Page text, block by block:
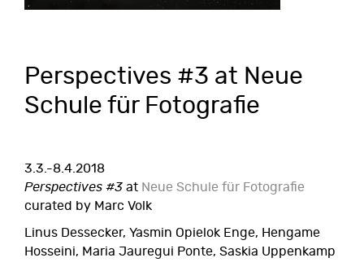
Perspectives #3 at Neue
Schule für Fotografie
3.3.-8.4.2018
Perspectives #3 at Neue Schule für Fotografie
curated by Marc Volk
Linus Dessecker, Yasmin Opielok Enge, Hengame
Hosseini, Maria Jauregui Ponte, Saskia Uppenkamp